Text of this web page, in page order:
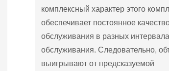
комплексный характер этого
обеспечивает постоянное
обслуживания в разных
обслуживания. Следовательно,
выигрывают от предсказуемой